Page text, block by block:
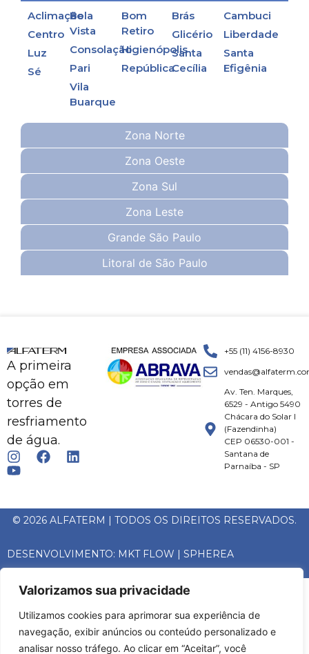
Valorizamos sua privacidade
Utilizamos cookies para aprimorar sua experiência de
navegação, exibir anúncios ou conteúdo personalizado e
analisar nosso tráfego. Ao clicar em “Aceitar”, você
Zona Norte
Zona Oeste
Zona Sul
Zona Leste
Grande São Paulo
Litoral de São Paulo
Aclimação
Centro
Luz
Sé
Bela
Vista
Consolação
Pari
Vila
Buarque
Bom
Retiro
Higienópolis
República
Brás
Glicério
Santa
Cecília
Cambuci
Liberdade
Santa
Efigênia
A primeira
opção em
torres de
resfriamento
de água.
+55 (11) 4156-8930
Av. Ten. Marques,
6529 - Antigo 5490
Chácara do Solar I
(Fazendinha)
CEP 06530-001 -
Santana de
Parnaíba - SP
© 2026 ALFATERM | TODOS OS DIREITOS RESERVADOS.
DESENVOLVIMENTO: MKT FLOW | SPHEREA